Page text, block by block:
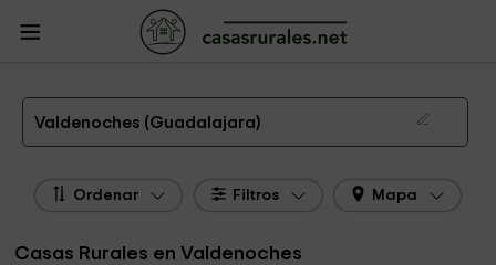
Casas Rurales
Rurales Guadalajara
Casas Rurales Valdenoches
Las 3 mejores casas rurales en Valdenoches de 2026
Valdenoches (Guadalajara)
Ordenar Filtros Mapa
Casas Rurales en Valdenoches